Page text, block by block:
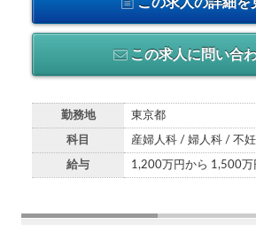
この求人の詳細を
この求人に問い合
勤務地 東京都
科目 産婦人科 / 婦人科 / 不
給与 1,200万円から 1,500万